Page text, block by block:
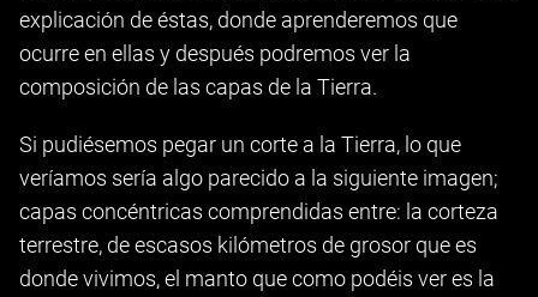
explicación de éstas, donde aprenderemos que
ocurre en ellas y después podremos ver la
composición de las capas de la Tierra.
Si pudiésemos pegar un corte a la Tierra, lo que
veríamos sería algo parecido a la siguiente imagen;
capas concéntricas comprendidas entre: la corteza
terrestre, de escasos kilómetros de grosor que es
donde vivimos, el manto que como podéis ver es la